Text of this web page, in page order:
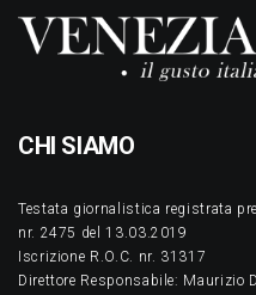
CHI SIAMO
Testata giornalistica registrata
nr. 2475 del 13.03.2019
Iscrizione R.O.C. nr. 31317
Direttore Responsabile: Maurizio